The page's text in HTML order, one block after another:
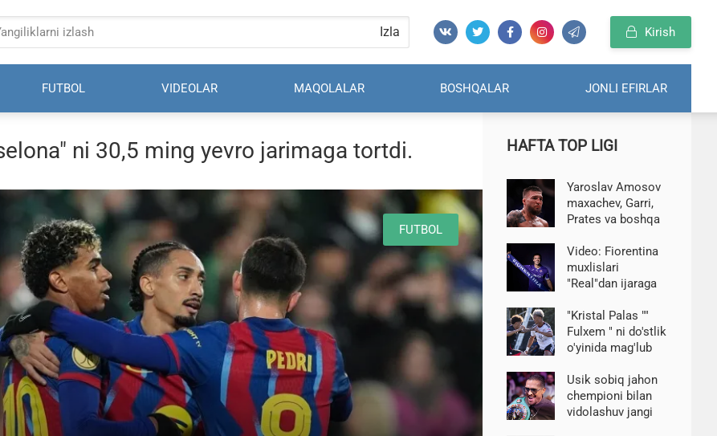
Izla Kirish
FUTBOL VIDEOLAR MAQOLALAR BOSHQALAR JONLI EFIRLAR
ni 30,5 ming yevro jarimaga tortdi.
FUTBOL
HAFTA TOP LIGI
Yaroslav Amosov
maxachev, Garri,
Prates va boshqa
jangchilarni
qisqacha tasvirlab
berdi
Video: Fiorentina
muxlislari
"Real"dan ijaraga
Mastantuonodan
o'tishga ruxsat
berishmadi
"Kristal Palas ""
Fulxem " ni do'stlik
o'yinida mag'lub
Usik sobiq jahon
chempioni bilan
vidolashuv jangi